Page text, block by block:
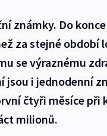
známky. Do
za stejné období
se výraznému
i jednodenní
čtyři měsíce při
milionů.